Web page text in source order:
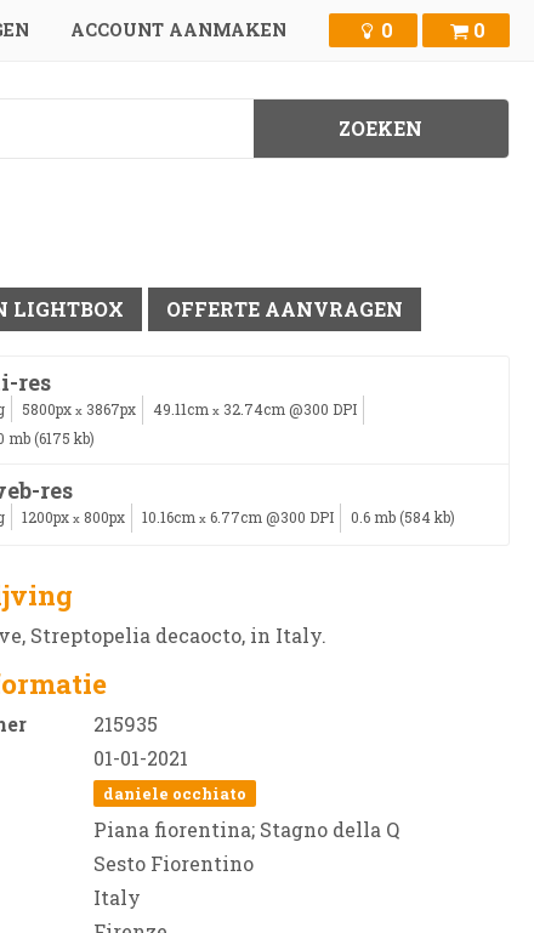
ACCOUNT AANMAKEN 0 0
LIGHTBOX OFFERTE AANVRAGEN
res
5800px x 3867px 49.11cm x 32.74cm @300 DPI
mb (6175 kb)
res
1200px x 800px 10.16cm x 6.77cm @300 DPI 0.6 mb (584 kb)
Streptopelia decaocto, in Italy.
215935
01-01-2021
daniele occhiato
Piana fiorentina; Stagno della Q
Sesto Fiorentino
Italy